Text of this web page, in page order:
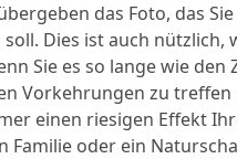
das Foto, das
Dies ist auch nützlich,
Sie es so lange wie den
Vorkehrungen zu treffen
einen riesigen Effekt
oder ein